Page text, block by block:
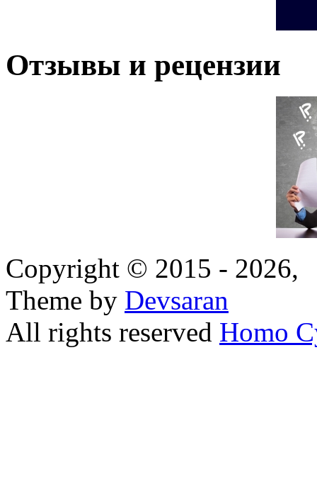
Отзывы и рецензии
Copyright © 2015 - 2026,
Theme by Devsaran
All rights reserved Homo